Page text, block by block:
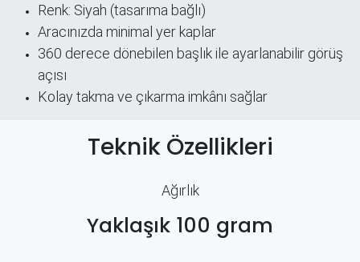
Renk: Siyah (tasarıma bağlı)
Aracınızda minimal yer kaplar
360 derece dönebilen başlık ile ayarlanabilir görüş
açısı
Kolay takma ve çıkarma imkânı sağlar
Teknik Özellikleri
Ağırlık
Yaklaşık 100 gram